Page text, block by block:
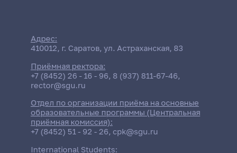
Адрес:
410012, г. Саратов, ул. Астраханская, 83
Приёмная ректора:
+7 (8452) 26 - 16 - 96, 8 (937) 811-67-46,
rector@sgu.ru
Отдел по организации приёма на основные
образовательные программы (Центральная
приёмная комиссия):
+7 (8452) 51 - 92 - 26, cpk@sgu.ru
International Students: